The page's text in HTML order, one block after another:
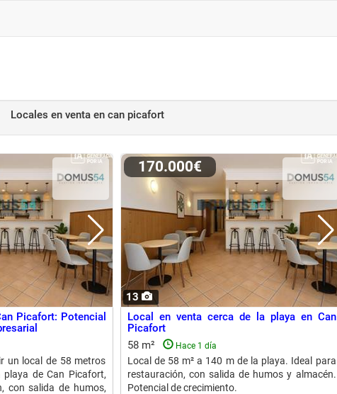
Locales en ventaen can picafort
Picafort: Potencial
un local de 58 metros
playa de Can Picafort,
con salida de humos,
13
170.000€
Local en venta cerca de la playa en Can
Picafort
58 m²
Hace 1 día
Local de 58 m² a 140 m de la playa. Ideal para
restauración, con salida de humos y almacén.
Potencial de crecimiento.